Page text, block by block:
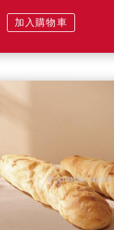
加入購物車